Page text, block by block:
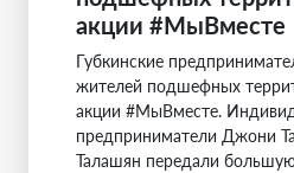
акции #МыВместе
Губкинские
жителей подшефных
акции #МыВместе.
предприниматели Джони
Талашян передали